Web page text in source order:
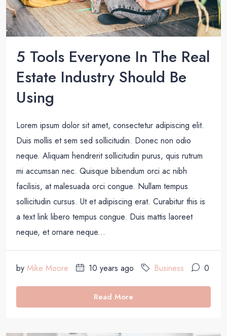
5 Tools Everyone In The Real
Estate Industry Should Be
Using
Lorem ipsum dolor sit amet, consectetur adipiscing elit.
Duis mollis et sem sed sollicitudin. Donec non odio
neque. Aliquam hendrerit sollicitudin purus, quis rutrum
mi accumsan nec. Quisque bibendum orci ac nibh
facilisis, at malesuada orci congue. Nullam tempus
sollicitudin cursus. Ut et adipiscing erat. Curabitur this is
a text link libero tempus congue. Duis mattis laoreet
neque, et ornare neque...
by Mike Moore 10 years ago Business 0
Read More